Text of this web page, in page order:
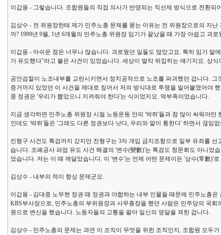
이갑용 - 그렇습니다. 조합원들의 직접 의사가 반영되는 직선제 방식으로 전환
김상수 - 전 위원장한테 제가 민주노총 문제를 묻는 이유는 전 위원장으로의 지
까? 1999년 9월, 1년 6개월의 민주노총 위원장 임기가 끝났을 때 가장 아쉽고 괴
이갑용 - 아쉬운 점은 너무나 많습니다. 괴로웠던 일들도 많았고요. 특히 임기
가 유도했다"라고 불은 사건이 있었습니다. 세상이 발칵 뒤집히는 얘기지요. 상
공안검찰이 노조내부를 교란시키면서 정치공작으로 노조를 파괴했던 겁니다.
증거까지 있었던 이 사건을 제대로 짚어서 저의 방식대로 투쟁을 밀어붙였어야
중 정권은 '우리가 뽑았으니 지켜줘야 한다'는 식이었지요. 역부족이었습니다.
지금 생각하면 민주노총 위원장 시절 노동운동 안의 '박쥐'들과 참 많이 싸워야
인데도 '박쥐'들은 '그래도 다른 정권보다 낫다, 우리와 말이 통한다' 하면서 끊임
진형구 사건도 특검까지 갔지만 진형구는 3자 개입 금지조항으로 일부 유죄를
습니다. 조폐공사 파업 유도 사건 해결의 '변수(變數)'는 특검도 청문회도 아니
었습니다. 저는 이 때 깨달았습니다. 이 '변수'는 언제 어떤 문제이든 '상수(常數)'
김상수 - 내부의 적이 항상 문제군요.
이갑용 - 김대중 노무현 정권 때 정권과 야합하는 내부 인물들 때문에 민주노총
KBS부사장으로, 민주노총의 부위원장과 사무총장을 했던 사람은 민주당의 국
원으로 변신을 했습니다. 노동자들의 고통을 팔아 일신의 영달을 꾀한 겁니다.
김상수 - 민주노총의 문제는 과연 이 조직이 무엇을 위한 조직인지, 조합원 모두